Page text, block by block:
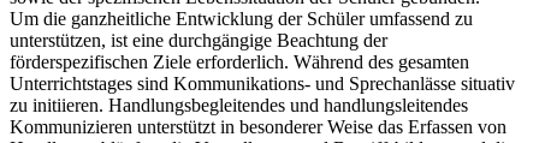
Um die ganzheitliche Entwicklung der Schüler umfassend zu
unterstützen, ist eine durchgängige Beachtung der
förderspezifischen Ziele erforderlich. Während des gesamten
Unterrichtstages sind Kommunikations- und Sprechanlässe situativ
zu initiieren. Handlungsbegleitendes und handlungsleitendes
Kommunizieren unterstützt in besonderer Weise das Erfassen von